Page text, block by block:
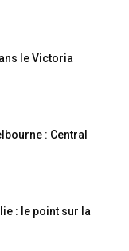
le Victoria
: Central
: le point sur la